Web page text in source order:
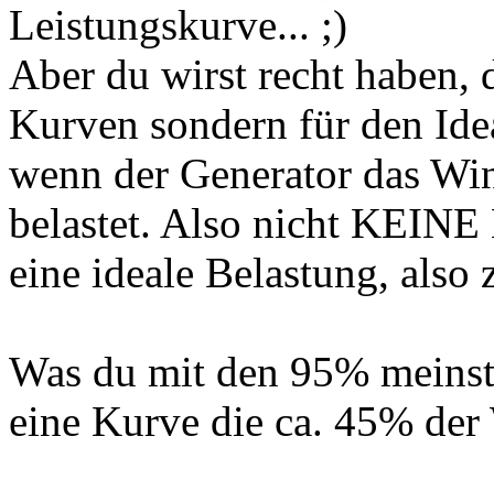
Leistungskurve...
Aber du wirst recht haben,
Kurven sondern für den
wenn der Generator das
belastet. Also nicht KEINE
eine ideale Belastung, also
Was du mit den 95%
eine Kurve die ca. 45%